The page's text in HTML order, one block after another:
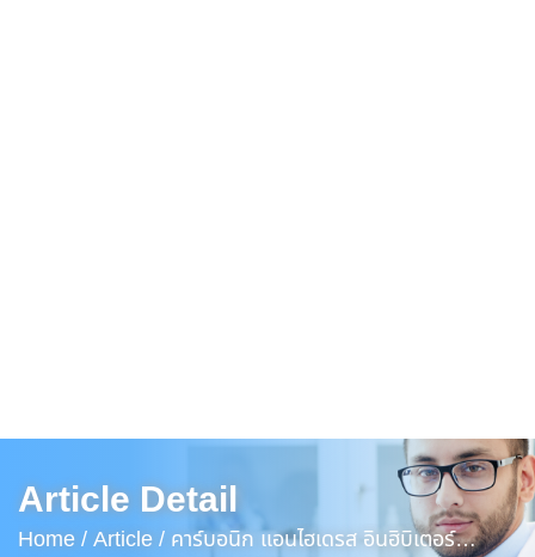
Article Detail
Home /Article / คาร์บอนิก แอนไฮเดรส อินฮิบิเตอร์